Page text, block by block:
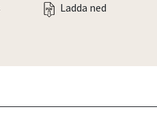
Ladda ned